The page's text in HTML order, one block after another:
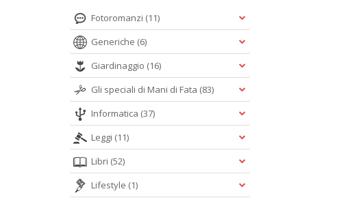
Fotoromanzi (11)
Generiche (6)
Giardinaggio (16)
Gli speciali di Mani di Fata (83)
Informatica (37)
Leggi (11)
Libri (52)
Lifestyle (1)